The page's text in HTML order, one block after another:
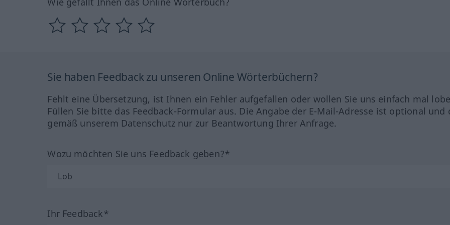
Sie haben Feedback zu unseren Online Wörterbüchern?
Fehlt eine Übersetzung, ist Ihnen ein Fehler aufgefallen oder wollen Sie uns einfach mal
Füllen Sie bitte das Feedback-Formular aus. Die Angabe der E-Mail-Adresse ist optional und
gemäß unserem Datenschutz nur zur Beantwortung Ihrer Anfrage.
Wozu möchten Sie uns Feedback geben?*
Ihr Feedback*